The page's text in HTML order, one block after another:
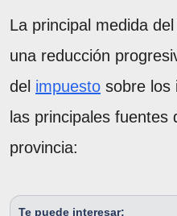
La principal medida
una reducción
del impuesto sobre los
las principales fuentes
provincia:
Te puede interesar: